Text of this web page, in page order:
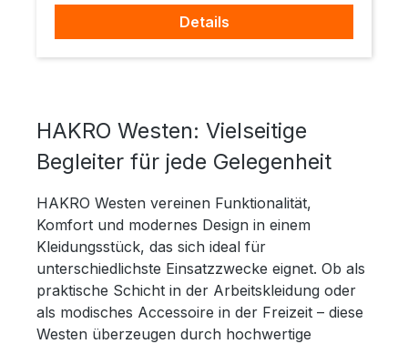
Details
HAKRO Westen: Vielseitige
Begleiter für jede Gelegenheit
HAKRO Westen vereinen Funktionalität,
Komfort und modernes Design in einem
Kleidungsstück, das sich ideal für
unterschiedlichste Einsatzzwecke eignet. Ob als
praktische Schicht in der Arbeitskleidung oder
als modisches Accessoire in der Freizeit – diese
Westen überzeugen durch hochwertige